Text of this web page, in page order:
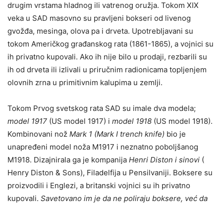
drugim vrstama hladnog ili vatrenog oružja. Tokom XIX
veka u SAD masovno su pravljeni bokseri od livenog
gvožđa, mesinga, olova pa i drveta. Upotrebljavani su
tokom Američkog građanskog rata (1861-1865), a vojnici su
ih privatno kupovali. Ako ih nije bilo u prodaji, rezbarili su
ih od drveta ili izlivali u priručnim radionicama topljenjem
olovnih zrna u primitivnim kalupima u zemlji.
Tokom Prvog svetskog rata SAD su imale dva modela;
model 1917 (US model 1917) i model 1918 (US model 1918).
Kombinovani nož Mark 1 (Mark I trench knife) bio je
unapređeni model noža M1917 i neznatno poboljšanog
M1918. Dizajnirala ga je kompanija Henri Diston i sinovi (
Henry Diston & Sons), Filadelfija u Pensilvaniji. Boksere su
proizvodili i Englezi, a britanski vojnici su ih privatno
kupovali. Savetovano im je da ne poliraju boksere, već da